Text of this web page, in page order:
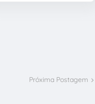
Próxima Postagem